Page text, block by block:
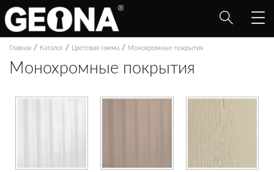
Главная / Каталог / Цветовая гамма / Монохромные покрытия
Монохромные покрытия